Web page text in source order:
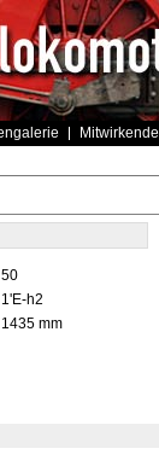
Mitwirkende
50
1'E-h2
1435 mm